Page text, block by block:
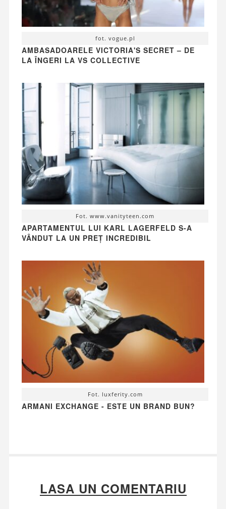
fot. vogue.pl
AMBASADOARELE VICTORIA'S SECRET – DE
LA ÎNGERI LA VS COLLECTIVE
Fot. www.vanityteen.com
APARTAMENTUL LUI KARL LAGERFELD S-A
VÂNDUT LA UN PREȚ INCREDIBIL
Fot. luxferity.com
ARMANI EXCHANGE - ESTE UN BRAND BUN?
LASA UN COMENTARIU